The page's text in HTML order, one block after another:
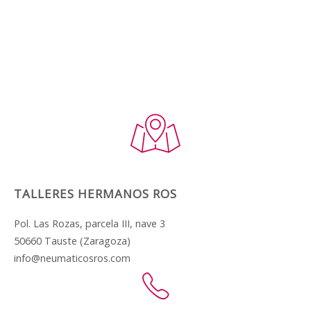
TALLERES HERMANOS ROS
Pol. Las Rozas, parcela III, nave 3
50660 Tauste (Zaragoza)
info@neumaticosros.com